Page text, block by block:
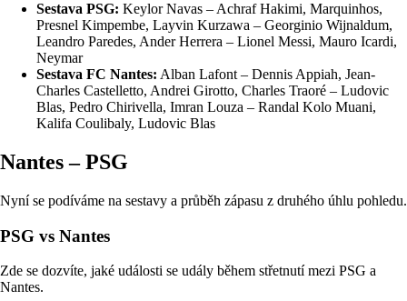
Sestava PSG: Keylor Navas – Achraf Hakimi, Marquinhos,
Presnel Kimpembe, Layvin Kurzawa – Georginio Wijnaldum,
Leandro Paredes, Ander Herrera – Lionel Messi, Mauro Icardi,
Neymar
Sestava FC Nantes: Alban Lafont – Dennis Appiah, Jean-
Charles Castelletto, Andrei Girotto, Charles Traoré – Ludovic
Blas, Pedro Chirivella, Imran Louza – Randal Kolo Muani,
Kalifa Coulibaly, Ludovic Blas
Nantes – PSG
Nyní se podíváme na sestavy a průběh zápasu z druhého úhlu pohledu.
PSG vs Nantes
Zde se dozvíte, jaké události se udály během střetnutí mezi PSG a
Nantes.